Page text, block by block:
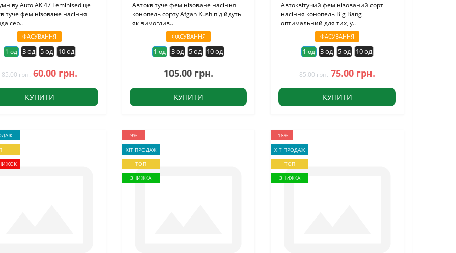
Auto AK 47 Feminised це
фемінізоване насіння
сер..
ФАСУВАННЯ
1 од 3 од 5 од 10 од
85.00 грн. 60.00 грн.
КУПИТИ
Автоквітуче фемінізоване насіння
конопель сорту Afgan Kush підійдуть
як вимоглив..
ФАСУВАННЯ
1 од 3 од 5 од 10 од
105.00 грн.
КУПИТИ
Автоквітучий фемінізований сорт
насіння конопель Big Bang
оптимальний для тих, у..
ФАСУВАННЯ
1 од 3 од 5 од 10 од
85.00 грн. 75.00 грн.
КУПИТИ
-9%
ХІТ ПРОДАЖ
ТОП
ЗНИЖКА
-18%
ХІТ ПРОДАЖ
ТОП
ЗНИЖКА